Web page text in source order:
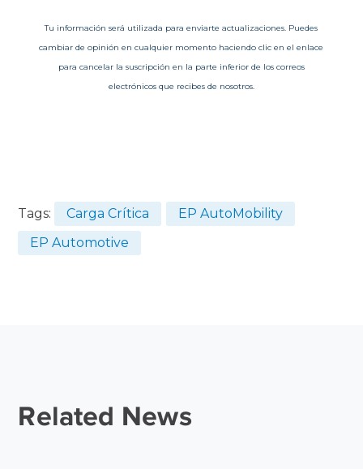
Tu información será utilizada para enviarte actualizaciones. Puedes
cambiar de opinión en cualquier momento haciendo clic en el enlace
para cancelar la suscripción en la parte inferior de los correos
electrónicos que recibes de nosotros.
Tags: Carga Crítica
EP AutoMobility
EP Automotive
Related News